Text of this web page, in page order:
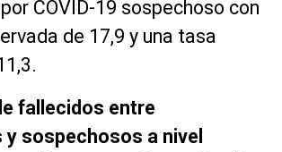
COVID-19 sospechoso con
de 17,9 y una tasa
fallecidos entre
sospechosos a nivel